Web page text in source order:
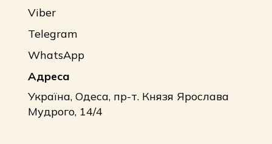
Viber
Telegram
WhatsApp
Адреса
Україна, Одеса, пр-т. Князя Ярослава
Мудрого, 14/4